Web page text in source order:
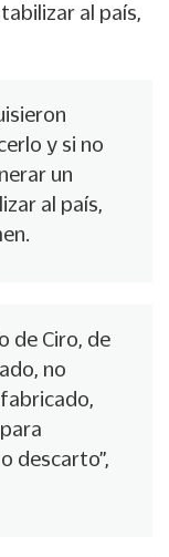
al país,
y si no
un
al país,
de Ciro, de
no
descarto”,